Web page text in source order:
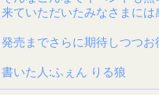
来ていただいたみなさまには
発売までさらに期待しつつ
書いた人:ふぇん りる狼